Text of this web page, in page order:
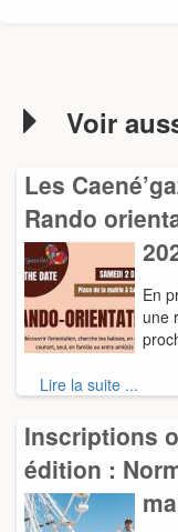
Voir
Les
Rando
En
une
Lire la suite ...
Inscriptions
édition :